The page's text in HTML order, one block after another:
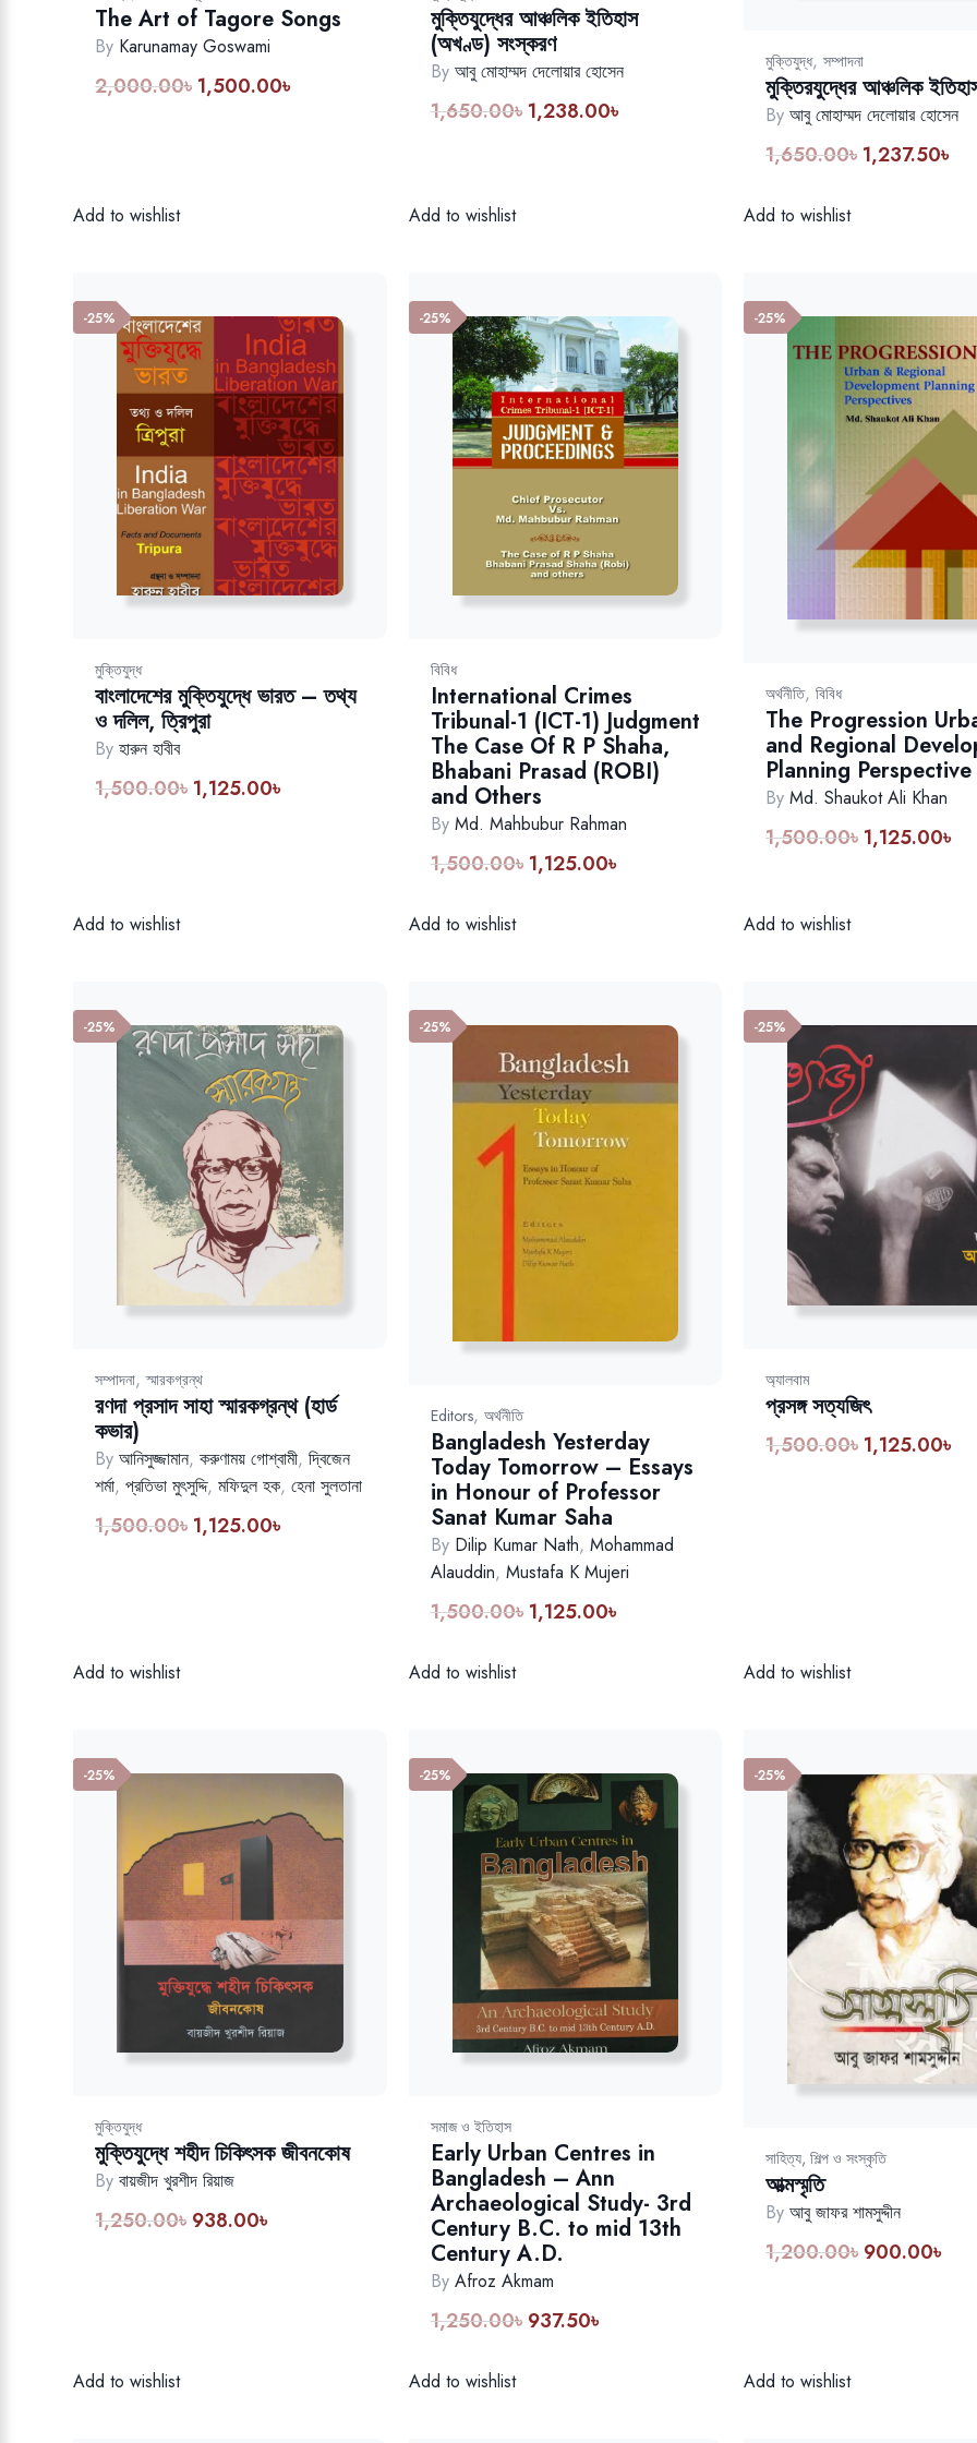
The Art of Tagore Songs
By Karunamay Goswami
2,000.00৳ Original
1,500.00৳Current
Add to wishlist
মুক্তিযুদ্ধের আঞ্চলিক ইতিহাস
(অখণ্ড) সংস্করণ
By আবু মোহাম্মদ দেলোয়ার হোসেন
1,650.00৳ Original
1,238.00৳Current
Add to wishlist
মুক্তিযুদ্ধ, সম্পাদনা
মুক্তিরযুদ্ধের আঞ্চলিক
By আবু মোহাম্মদ দেলোয়ার হোসেন
1,650.00৳ Original
1,237.50৳
Add to wishlist
-25%
মুক্তিযুদ্ধ
বাংলাদেশের মুক্তিযুদ্ধে ভারত – তথ্য
ও দলিল, ত্রিপুরা
Byহারুন হাবীব
1,500.00৳ Original
1,125.00৳Current
Add to wishlist
-25%
বিবিধ
International Crimes
Tribunal-1 (ICT-1) Judgment
The Case Of R P Shaha,
Bhabani Prasad (ROBI)
and Others
By Md. Mahbubur Rahman
1,500.00৳ Original
1,125.00৳Current
Add to wishlist
-25%
অর্থনীতি, বিবিধ
The Progression
and Regional
Planning Perspective
By Md. Shaukot Ali Khan
1,500.00৳ Original
1,125.00৳
Add to wishlist
-25%
সম্পাদনা,স্মারকগ্রন্থ
রণদা প্রসাদ সাহা স্মারকগ্রন্থ (হার্ড
কভার)
Byআনিসুজ্জামান,করুণাময় গোশ্বামী,দ্বিজেন
শর্মা,প্রতিভা মুৎসুদ্দি,মফিদুল হক,হেনা সুলতানা
1,500.00৳ Original
1,125.00৳Current
Add to wishlist
-25%
Editors, অর্থনীতি
Bangladesh Yesterday
Today Tomorrow – Essays
in Honour of Professor
Sanat Kumar Saha
By Dilip Kumar Nath, Mohammad
Alauddin, Mustafa K Mujeri
1,500.00৳ Original
1,125.00৳Current
Add to wishlist
-25%
অ্যালবাম
প্রসঙ্গ সত্যজিৎ
1,500.00৳ Original
1,125.00৳
Add to wishlist
-25%
মুক্তিযুদ্ধ
মুক্তিযুদ্ধে শহীদ চিকিৎসক জীবনকোষ
Byবায়জীদ খুরশীদ রিয়াজ
1,250.00৳ Original
938.00৳Current
Add to wishlist
-25%
সমাজ ও ইতিহাস
Early Urban Centres in
Bangladesh – Ann
Archaeological Study- 3rd
Century B.C. to mid 13th
Century A.D.
By Afroz Akmam
1,250.00৳ Original
937.50৳Current
Add to wishlist
-25%
সাহিত্য, শিল্প ও সংস্কৃতি
আত্মস্মৃতি
By আবু জাফর শামসুদ্দীন
1,200.00৳ Original
900.00৳
Add to wishlist